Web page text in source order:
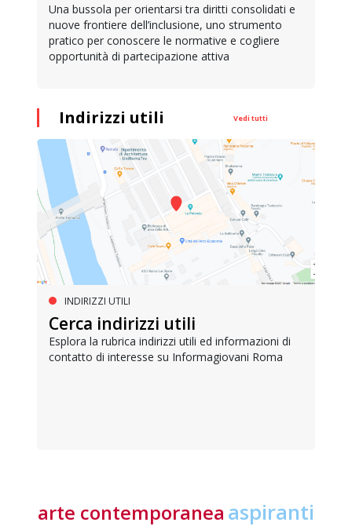
Una bussola per orientarsi tra diritti consolidati e
nuove frontiere dell’inclusione, uno strumento
pratico per conoscere le normative e cogliere
opportunità di partecipazione attiva
Indirizzi utili Vedi tutti
INDIRIZZI UTILI
Cerca indirizzi utili
Esplora la rubrica indirizzi utili ed informazioni di
contatto di interesse su Informagiovani Roma
arte contemporanea aspiranti